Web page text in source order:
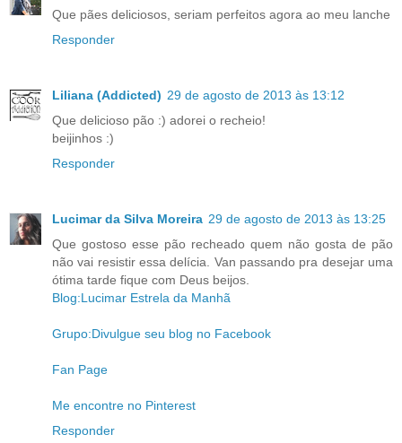
Que pães deliciosos, seriam perfeitos agora ao meu lanche
Responder
Liliana (Addicted) 29 de agosto de 2013 às 13:12
Que delicioso pão :) adorei o recheio!
beijinhos :)
Responder
Lucimar da Silva Moreira 29 de agosto de 2013 às 13:25
Que gostoso esse pão recheado quem não gosta de pão
não vai resistir essa delícia. Van passando pra desejar uma
ótima tarde fique com Deus beijos.
Blog:Lucimar Estrela da Manhã
Grupo:Divulgue seu blog no Facebook
Fan Page
Me encontre no Pinterest
Responder